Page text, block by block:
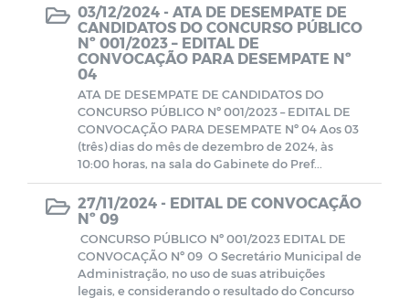
03/12/2024 - ATA DE DESEMPATE DE
CANDIDATOS DO CONCURSO PÚBLICO
Nº 001/2023 – EDITAL DE
CONVOCAÇÃO PARA DESEMPATE Nº
04
ATA DE DESEMPATE DE CANDIDATOS DO
CONCURSO PÚBLICO Nº 001/2023 – EDITAL DE
CONVOCAÇÃO PARA DESEMPATE Nº 04 Aos 03
(três) dias do mês de dezembro de 2024, às
10:00 horas, na sala do Gabinete do Pref...
27/11/2024 - EDITAL DE CONVOCAÇÃO
Nº 09
CONCURSO PÚBLICO Nº 001/2023 EDITAL DE
CONVOCAÇÃO Nº 09 O Secretário Municipal de
Administração, no uso de suas atribuições
legais, e considerando o resultado do Concurso